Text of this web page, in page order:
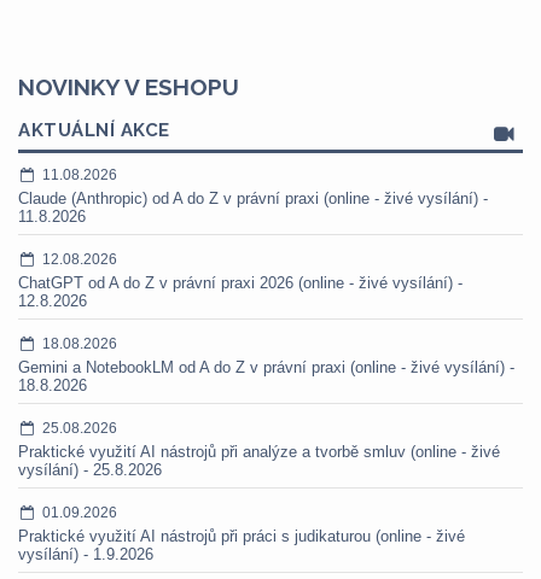
NOVINKY V ESHOPU
AKTUÁLNÍ AKCE
11.08.2026
Claude (Anthropic) od A do Z v právní praxi (online - živé vysílání) -
11.8.2026
12.08.2026
ChatGPT od A do Z v právní praxi 2026 (online - živé vysílání) -
12.8.2026
18.08.2026
Gemini a NotebookLM od A do Z v právní praxi (online - živé vysílání) -
18.8.2026
25.08.2026
Praktické využití AI nástrojů při analýze a tvorbě smluv (online - živé
vysílání) - 25.8.2026
01.09.2026
Praktické využití AI nástrojů při práci s judikaturou (online - živé
vysílání) - 1.9.2026